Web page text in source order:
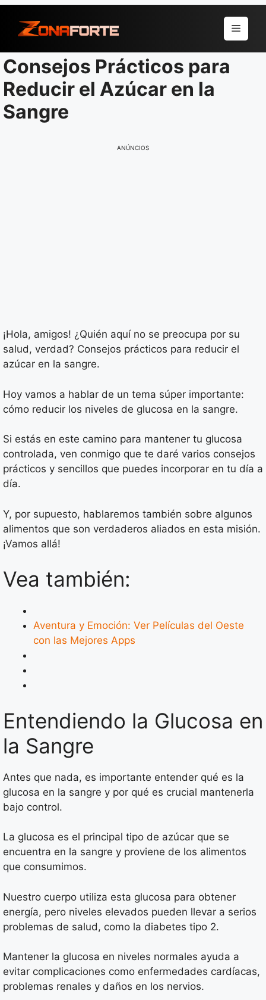
para
conteúdo
Menu
Consejos Prácticos para
Reducir el Azúcar en la
Sangre
ANÚNCIOS
¡Hola, amigos! ¿Quién aquí no se preocupa por su
salud, verdad? Consejos prácticos para reducir el
azúcar en la sangre.
Hoy vamos a hablar de un tema súper importante:
cómo reducir los niveles de glucosa en la sangre.
Si estás en este camino para mantener tu glucosa
controlada, ven conmigo que te daré varios consejos
prácticos y sencillos que puedes incorporar en tu día a
día.
Y, por supuesto, hablaremos también sobre algunos
alimentos que son verdaderos aliados en esta misión.
¡Vamos allá!
Vea también:
Aventura y Emoción: Ver Películas del Oeste
con las Mejores Apps
Entendiendo la Glucosa en
la Sangre
Antes que nada, es importante entender qué es la
glucosa en la sangre y por qué es crucial mantenerla
bajo control.
La glucosa es el principal tipo de azúcar que se
encuentra en la sangre y proviene de los alimentos
que consumimos.
Nuestro cuerpo utiliza esta glucosa para obtener
energía, pero niveles elevados pueden llevar a serios
problemas de salud, como la diabetes tipo 2.
Mantener la glucosa en niveles normales ayuda a
evitar complicaciones como enfermedades cardíacas,
problemas renales y daños en los nervios.